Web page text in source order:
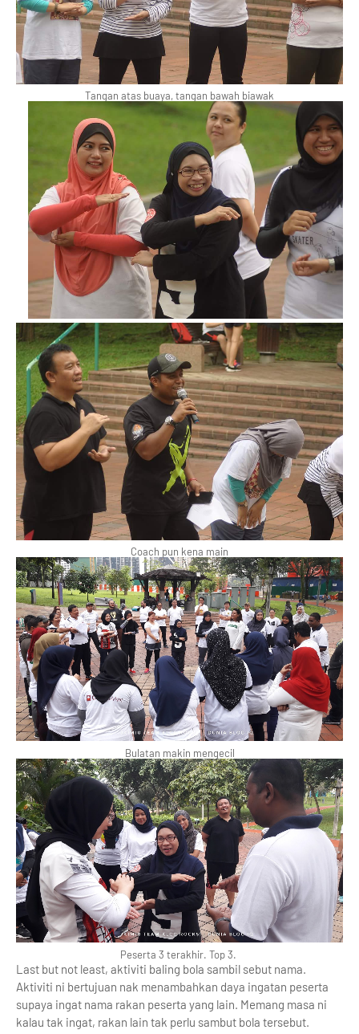
Tangan atas buaya, tangan bawah biawak
Coach pun kena main
Bulatan makin mengecil
Peserta 3 terakhir. Top 3.
Last but not least, aktiviti baling bola sambil sebut nama.
Aktiviti ni bertujuan nak menambahkan daya ingatan peserta
supaya ingat nama rakan peserta yang lain. Memang masa ni
kalau tak ingat, rakan lain tak perlu sambut bola tersebut.